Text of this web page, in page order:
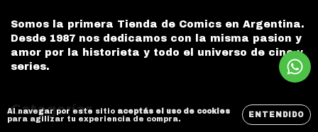
Al navegar por este sitio aceptás el uso de cookies
para agilizar tu experiencia de compra.
ENTENDIDO
Somos la primera Tienda de Comics en Argentina.
Desde 1987 nos dedicamos con la misma pasion y
amor por la historieta y todo el universo de cine y
series.
Categorías